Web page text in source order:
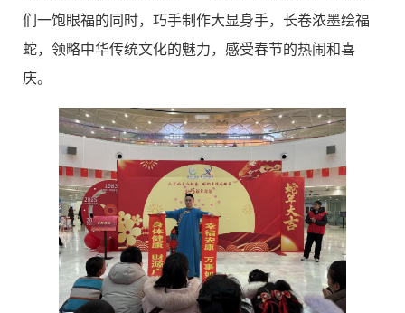
们一饱眼福的同时，巧手制作大显身手，长卷浓墨绘福
蛇，领略中华传统文化的魅力，感受春节的热闹和喜
庆。